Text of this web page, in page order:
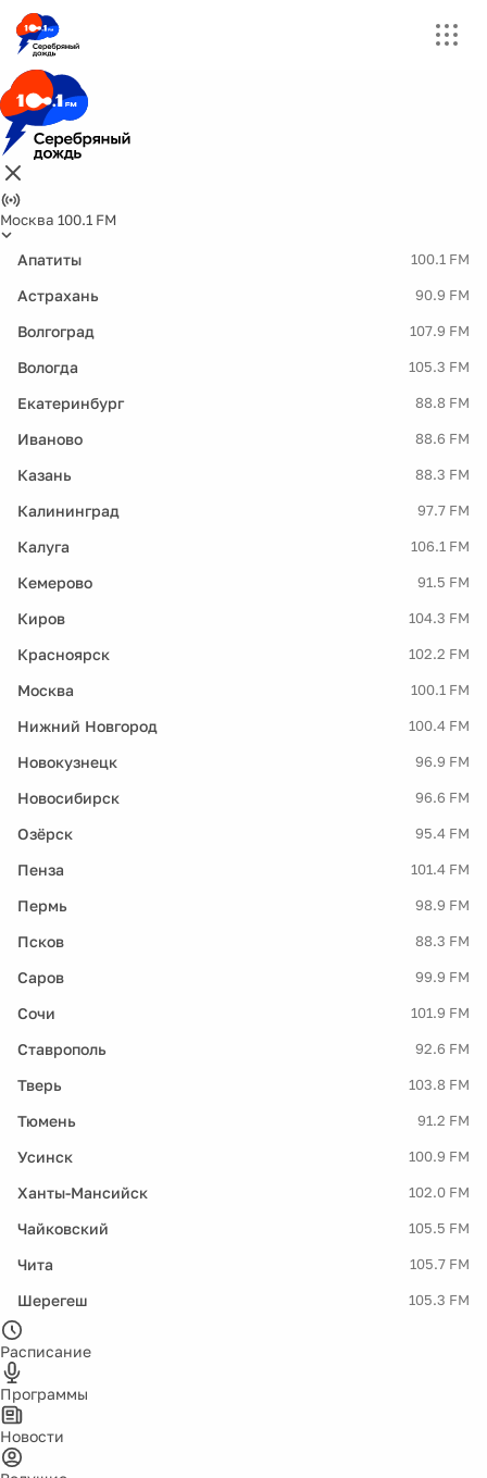
Москва 100.1 FM
Апатиты 100.1 FM
Астрахань 90.9 FM
Волгоград 107.9 FM
Вологда 105.3 FM
Екатеринбург 88.8 FM
Иваново 88.6 FM
Казань 88.3 FM
Калининград 97.7 FM
Калуга 106.1 FM
Кемерово 91.5 FM
Киров 104.3 FM
Красноярск 102.2 FM
Москва 100.1 FM
Нижний Новгород 100.4 FM
Новокузнецк 96.9 FM
Новосибирск 96.6 FM
Озёрск 95.4 FM
Пенза 101.4 FM
Пермь 98.9 FM
Псков 88.3 FM
Саров 99.9 FM
Сочи 101.9 FM
Ставрополь 92.6 FM
Тверь 103.8 FM
Тюмень 91.2 FM
Усинск 100.9 FM
Ханты-Мансийск 102.0 FM
Чайковский 105.5 FM
Чита 105.7 FM
Шерегеш 105.3 FM
Расписание
Программы
Новости